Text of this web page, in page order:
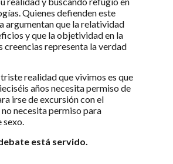
Quienes defienden este
argumentan que la relatividad
y que la objetividad en la
creencias representa la verdad
triste realidad que vivimos es que
años necesita permiso de
irse de excursión con el
necesita permiso para
sexo.
está servido.